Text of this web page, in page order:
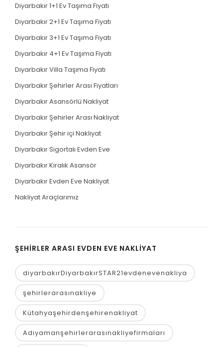
Diyarbakır 1+1 Ev Taşıma Fiyatı
Diyarbakır 2+1 Ev Taşıma Fiyatı
Diyarbakır 3+1 Ev Taşıma Fiyatı
Diyarbakır 4+1 Ev Taşıma Fiyatı
Diyarbakır Villa Taşıma Fiyatı
Diyarbakır Şehirler Arası Fiyatları
Diyarbakır Asansörlü Nakliyat
Diyarbakır Şehirler Arası Nakliyat
Diyarbakır Şehir içi Nakliyat
Diyarbakır Sigortalı Evden Eve
Diyarbakır Kiralık Asansör
Diyarbakır Evden Eve Nakliyat
Nakliyat Araçlarımız
ŞEHIRLER ARASI EVDEN EVE NAKLIYAT
diyarbakırDiyarbakırSTAR21evdenevenakliya
şehirlerarasınakliye
Kütahyaşehirdenşehirenakliyat
Adıyamanşehirlerarasınakliyefirmaları